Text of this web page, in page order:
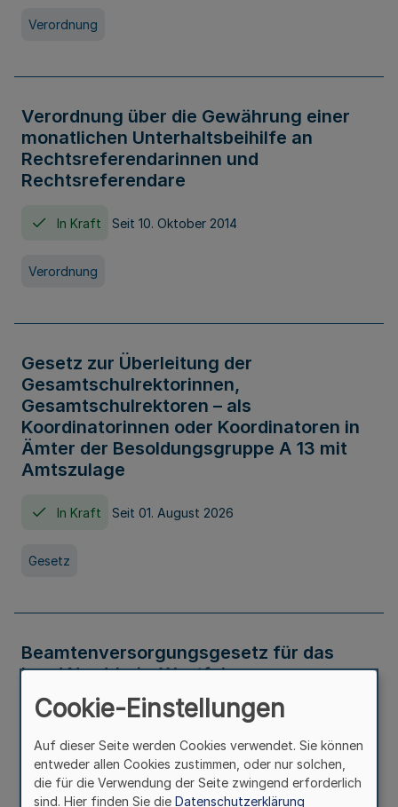
Verordnung
Verordnung über die Gewährung einer
monatlichen Unterhaltsbeihilfe an
Rechtsreferendarinnen und
Rechtsreferendare
In Kraft Seit 10. Oktober 2014
Verordnung
Gesetz zur Überleitung der
Gesamtschulrektorinnen,
Gesamtschulrektoren – als
Koordinatorinnen oder Koordinatoren in
Ämter der Besoldungsgruppe A 13 mit
Amtszulage
In Kraft Seit 01. August 2026
Gesetz
Beamtenversorgungsgesetz für das
Land Nordrhein-Westfalen
(Landesbeamtenversorgungsgesetz -
LBeamtVG NRW)
In Kraft Seit 01. Juli 2016
Cookie-Einstellungen
Auf dieser Seite werden Cookies verwendet. Sie können
entweder allen Cookies zustimmen, oder nur solchen,
die für die Verwendung der Seite zwingend erforderlich
sind. Hier finden Sie die Datenschutzerklärung